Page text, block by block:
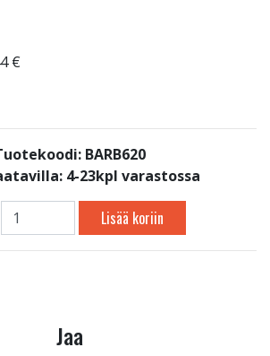
€
BARB620
4-23kpl varastossa
Lisää koriin
Jaa